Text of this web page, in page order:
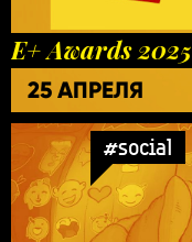
E+ Awards 2025
25 АПРЕЛЯ
#social